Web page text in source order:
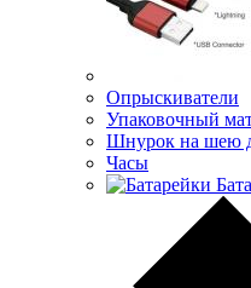
Опрыскиватели
Упаковочный
Шнурок на шею
Часы